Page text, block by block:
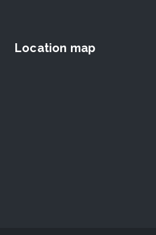
Location map